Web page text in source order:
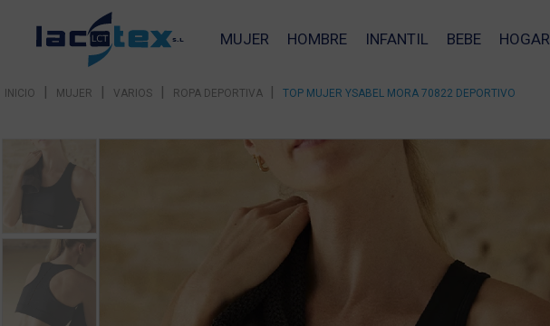
MUJER HOMBRE INFANTIL BEBE HOGAR
INICIO | MUJER | VARIOS | ROPA DEPORTIVA | TOP MUJER YSABEL MORA 70822 DEPORTIVO